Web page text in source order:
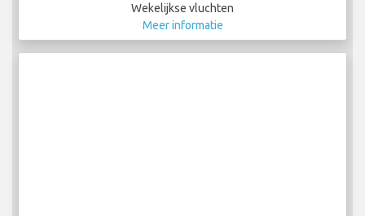
Wekelijkse vluchten
Meer informatie